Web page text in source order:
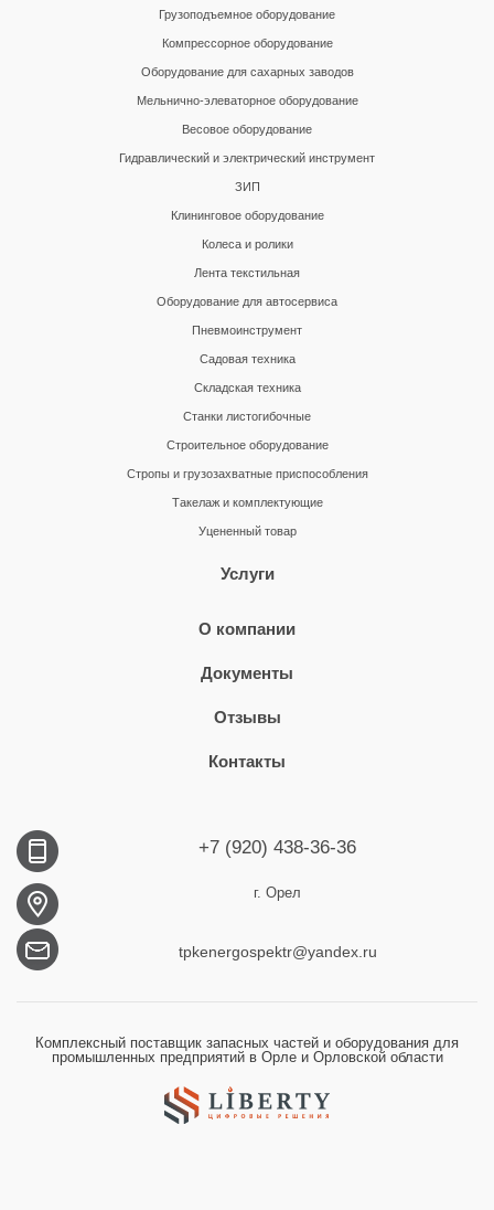
Грузоподъемное оборудование
Компрессорное оборудование
Оборудование для сахарных заводов
Мельнично-элеваторное оборудование
Весовое оборудование
Гидравлический и электрический инструмент
ЗИП
Клининговое оборудование
Колеса и ролики
Лента текстильная
Оборудование для автосервиса
Пневмоинструмент
Садовая техника
Складская техника
Станки листогибочные
Строительное оборудование
Стропы и грузозахватные приспособления
Такелаж и комплектующие
Уцененный товар
Услуги
О компании
Документы
Отзывы
Контакты
+7 (920) 438-36-36
г. Орел
tpkenergospektr@yandex.ru
Комплексный поставщик запасных частей и оборудования для
промышленных предприятий в Орле и Орловской области